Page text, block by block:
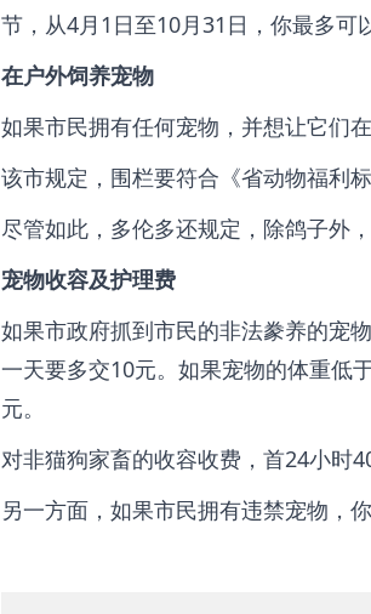
节，从4月1日至10月31日，你最多可
在户外饲养宠物
如果市民拥有任何宠物，并想让它们
该市规定，围栏要符合《省动物福利
尽管如此，多伦多还规定，除鸽子外
宠物收容及护理费
如果市政府抓到市民的非法豢养的宠
一天要多交10元。如果宠物的体重低
元。
对非猫狗家畜的收容收费，首24小时
另一方面，如果市民拥有违禁宠物，